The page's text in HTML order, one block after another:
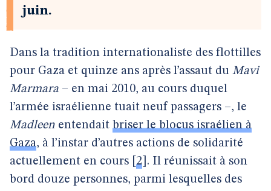
juin.
Dans la tradition internationaliste des flottilles
pour Gaza et quinze ans après l’assaut du Mavi
Marmara – en mai 2010, au cours duquel
l’armée israélienne tuait neuf passagers –, le
Madleen entendait briser le blocus israélien à
Gaza, à l’instar d’autres actions de solidarité
actuellement en cours 2 . Il réunissait à son
bord douze personnes, parmi lesquelles des